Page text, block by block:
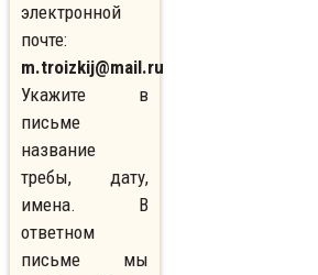
электронной
почте:
m.troizkij@mail.ru
Укажите в
письме
название
требы, дату,
имена. В
ответном
письме мы